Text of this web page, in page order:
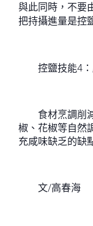
與此同時，不要
把持攝進量是控
控鹽技能4：
食材烹調削減
椒、花椒等自然
充咸味缺乏的缺
文/高春海